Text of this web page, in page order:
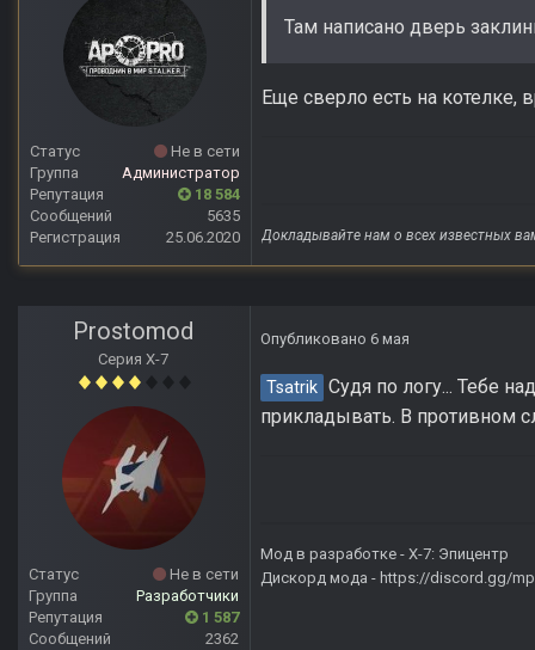
Статус
Не в сети
Группа
Администратор
Репутация
18 584
Сообщений
5635
Регистрация
25.06.2020
Там написано дверь
Еще сверло есть на котелке,
Докладывайте нам о всех известных
Prostomod
Серия Х-7
Статус
Не в сети
Группа
Разработчики
Репутация
1 587
Сообщений
2362
Опубликовано 6 мая
Tsatrik Судя по логу... Тебе
прикладывать. В противном
Мод в разработке - X-7: Эпицентр
Дискорд мода - https://discord.gg/